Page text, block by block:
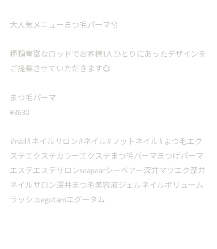
大人気メニューまつ毛パーマ🫧
種類豊富なロッドでお客様1人ひとりにあったデザインを
ご提案させていただきます💞
まつ毛パーマ
¥3630
#nail#ネイルサロン#ネイル#フットネイル#まつ毛エク
ステエクステカラーエクステまつ毛パーマまつげパーマ
エステエステサロンseapearシーペアー深井マツエク深井
ネイルサロン深井まつ毛美容液ジェルネイルボリューム
ラッシュegutamエグータム